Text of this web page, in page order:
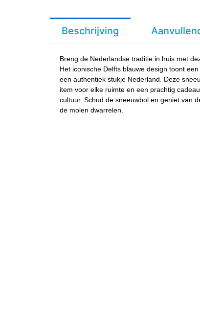
Beschrijving
Breng de Nederlandse traditie in huis met
Het iconische Delfts blauwe design toont
een authentiek stukje Nederland. Deze
item voor elke ruimte en een prachtig
cultuur. Schud de sneeuwbol en geniet van
de molen dwarrelen.